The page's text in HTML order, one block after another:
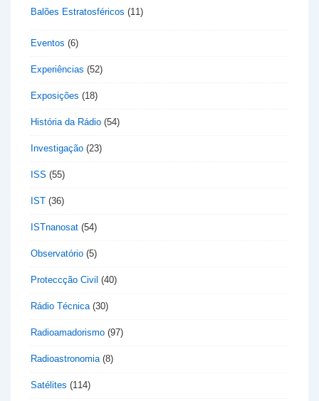
Balões Estratosféricos (11)
Eventos (6)
Experiências (52)
Exposições (18)
História da Rádio (54)
Investigação (23)
ISS (55)
IST (36)
ISTnanosat (54)
Observatório (5)
Proteccção Civil (40)
Rádio Técnica (30)
Radioamadorismo (97)
Radioastronomia (8)
Satélites (114)